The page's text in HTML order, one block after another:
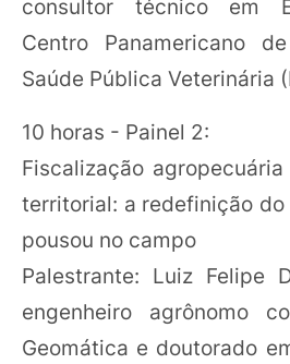
consultor técnico em
Centro Panamericano
Saúde Pública Veterinária
10 horas - Painel 2:
Fiscalização
territorial: a redefinição
pousou no campo
Palestrante: Luiz Felipe
engenheiro agrônomo
Geomática e doutorado